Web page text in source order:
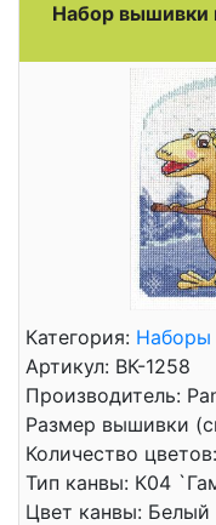
Набор вышивки
Категория: Наборы
Артикул: ВК-1258
Производитель:
Размер вышивки
Количество
Тип канвы: К04
Цвет канвы: Белый